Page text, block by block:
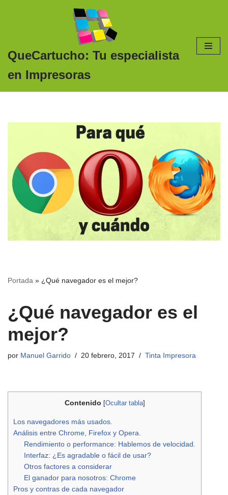
contenido
QueCartucho: Tu especialista
en Impresoras
Portada » ¿Qué navegador es el mejor?
¿Qué navegador es el
mejor?
por Manuel Garrido 20 febrero, 2017 Tinta Impresora
Contenido [Ocultar tabla]
Los navegadores más usados.
Análisis entre Chrome, Firefox y Opera.
Rendimiento o performance: Hablemos de velocidad.
Interfaz: ¿Es agradable o fácil de usar?
Otros factores a considerar
El ganador para nosotros: Chrome
Pros y contras de cada navegador